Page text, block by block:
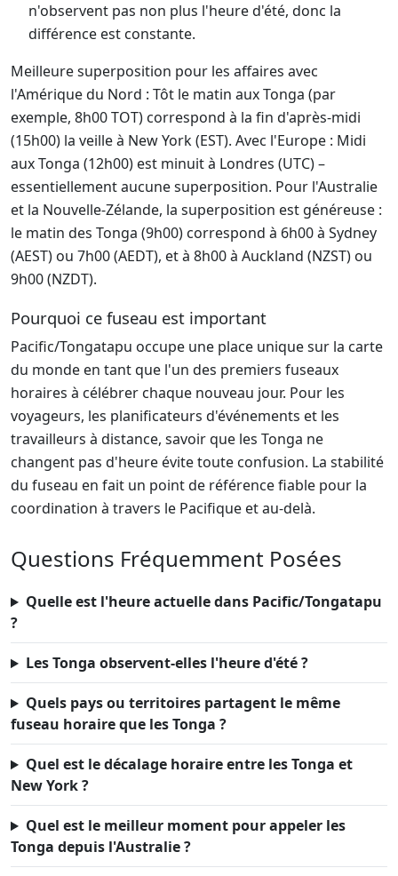
n'observent pas non plus l'heure d'été, donc la
différence est constante.
Meilleure superposition pour les affaires avec
l'Amérique du Nord : Tôt le matin aux Tonga (par
exemple, 8h00 TOT) correspond à la fin d'après-midi
(15h00) la veille à New York (EST). Avec l'Europe : Midi
aux Tonga (12h00) est minuit à Londres (UTC) –
essentiellement aucune superposition. Pour l'Australie
et la Nouvelle-Zélande, la superposition est généreuse :
le matin des Tonga (9h00) correspond à 6h00 à Sydney
(AEST) ou 7h00 (AEDT), et à 8h00 à Auckland (NZST) ou
9h00 (NZDT).
Pourquoi ce fuseau est important
Pacific/Tongatapu occupe une place unique sur la carte
du monde en tant que l'un des premiers fuseaux
horaires à célébrer chaque nouveau jour. Pour les
voyageurs, les planificateurs d'événements et les
travailleurs à distance, savoir que les Tonga ne
changent pas d'heure évite toute confusion. La stabilité
du fuseau en fait un point de référence fiable pour la
coordination à travers le Pacifique et au-delà.
Questions Fréquemment Posées
Quelle est l'heure actuelle dans Pacific/Tongatapu
?
Les Tonga observent-elles l'heure d'été ?
Quels pays ou territoires partagent le même
fuseau horaire que les Tonga ?
Quel est le décalage horaire entre les Tonga et
New York ?
Quel est le meilleur moment pour appeler les
Tonga depuis l'Australie ?